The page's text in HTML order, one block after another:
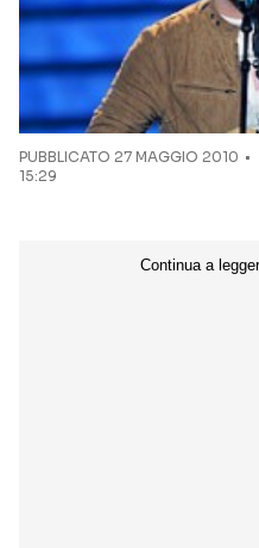
PUBBLICATO 27 MAGGIO 2010
15:29